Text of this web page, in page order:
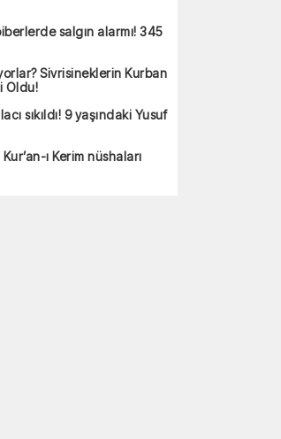
salgın alarmı! 345
Sivrisineklerin Kurban
Oldu!
sıkıldı! 9 yaşındaki Yusuf
ı Kerim nüshaları